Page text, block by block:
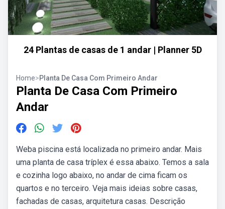
24 Plantas de casas de 1 andar | Planner 5D
Home>Planta De Casa Com Primeiro Andar
Planta De Casa Com Primeiro
Andar
Weba piscina está localizada no primeiro andar. Mais
uma planta de casa tríplex é essa abaixo. Temos a sala
e cozinha logo abaixo, no andar de cima ficam os
quartos e no terceiro. Veja mais ideias sobre casas,
fachadas de casas, arquitetura casas. Descrição